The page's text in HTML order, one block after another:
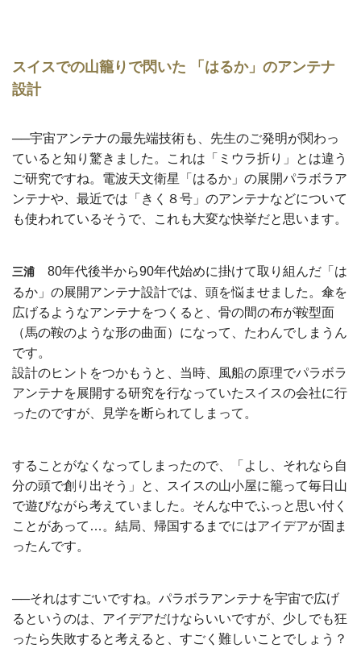
スイスでの山籠りで閃いた 「はるか」のアンテナ
設計
──宇宙アンテナの最先端技術も、先生のご発明が関わっ
ていると知り驚きました。これは「ミウラ折り」とは違う
ご研究ですね。 電波天文衛星「はるか」の展開パラボラア
ンテナや、最近では「きく８号」のアンテナなどについて
も使われているそうで、これも大変な快挙だと思います。
三浦 80年代後半から90年代始めに掛けて取り組んだ「は
るか」の展開アンテナ設計では、頭を悩ませました。傘を
広げるようなアンテナをつくると、骨の間の布が鞍型面
（馬の鞍のような形の曲面）になって、たわんでしまうん
です。
設計のヒントをつかもうと、当時、風船の原理でパラボラ
アンテナを展開する研究を行なっていたスイスの会社に行
ったのですが、見学を断られてしまって。
することがなくなってしまったので、「よし、それなら自
分の頭で創り出そう」と、スイスの山小屋に籠って毎日山
で遊びながら考えていました。そんな中でふっと思い付く
ことがあって…。 結局、帰国するまでにはアイデアが固ま
ったんです。
──それはすごいですね。パラボラアンテナを宇宙で広げ
るというのは、アイデアだけならいいですが、少しでも狂
ったら失敗すると考えると、すごく難しいことでしょう？